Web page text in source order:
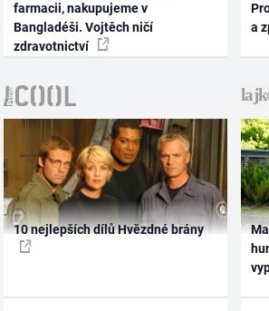
farmacii, nakupujeme v
Bangladéši. Vojtěch ničí
zdravotnictví
a
10 nejlepších dílů Hvězdné brány